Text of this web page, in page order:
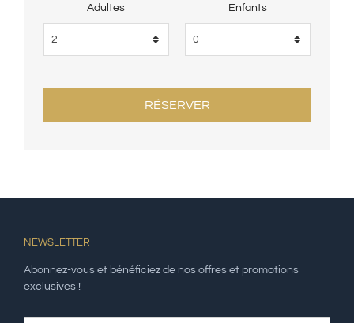
Adultes Enfants
NEWSLETTER
Abonnez-vous et bénéficiez de nos offres et promotions
exclusives !